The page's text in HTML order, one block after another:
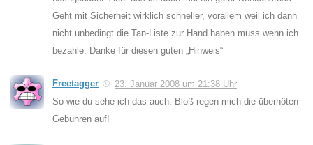
Geht mit Sicherheit wirklich schneller, vorallem weil ich dann
nicht unbedingt die Tan-Liste zur Hand haben muss wenn ich
bezahle. Danke für diesen guten „Hinweis“
Freetagger
23. Januar 2008 um 21:38 Uhr
So wie du sehe ich das auch. Bloß regen mich die überhöten
Gebühren auf!